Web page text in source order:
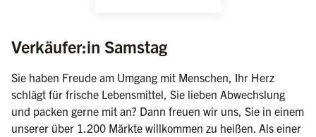
Verkäufer:in Samstag(weiblich/männlich/
Sie haben Freude am Umgang mit Menschen, Ihr Herz
schlägt für frische Lebensmittel, Sie lieben Abwechslung
und packen gerne mit an? Dann freuen wir uns, Sie in einem
unserer über 1.200 Märkte willkommen zu heißen. Als einer